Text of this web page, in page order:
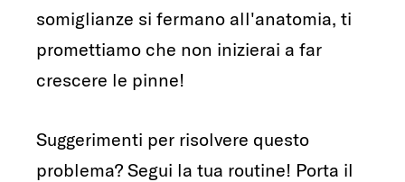
somiglianze si fermano all'anatomia, ti
promettiamo che non inizierai a far
crescere le pinne!
Suggerimenti per risolvere questo
problema? Segui la tua routine! Porta il